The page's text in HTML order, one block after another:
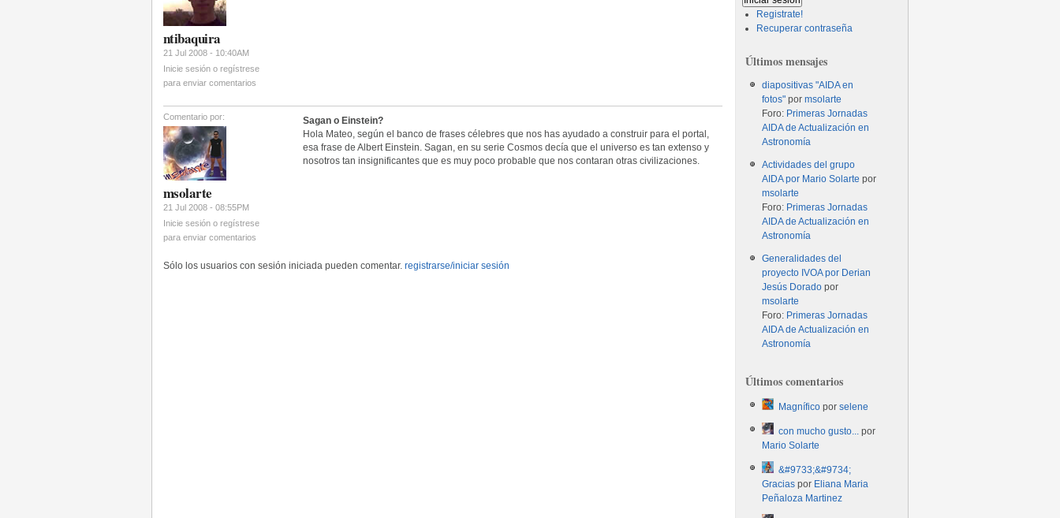
ntibaquira
21 Jul 2008 - 10:40AM
Inicie sesión o regístrese
para enviar comentarios
Comentario por:
msolarte
21 Jul 2008 - 08:55PM
Inicie sesión o regístrese
para enviar comentarios
Sagan o Einstein?
Hola Mateo, según el banco de frases célebres que nos has ayudado a construir para el portal,
esa frase de Albert Einstein. Sagan, en su serie Cosmos decía que el universo es tan extenso y
nosotros tan insignificantes que es muy poco probable que nos contaran otras civilizaciones.
Sólo los usuarios con sesión iniciada pueden comentar. registrarse/iniciar sesión
Registrate!
Recuperar contraseña
Últimos mensajes
diapositivas "AIDA en
fotos" pormsolarte
Foro: Primeras Jornadas
AIDA de Actualización en
Astronomía
Actividades del grupo
AIDA por Mario Solarte por
msolarte
Foro: Primeras Jornadas
AIDA de Actualización en
Astronomía
Generalidades del
proyecto IVOA por Derian
Jesús Dorado por
msolarte
Foro: Primeras Jornadas
AIDA de Actualización en
Astronomía
Últimos comentarios
Magnífico porselene
con mucho gusto... por
Mario Solarte
&#9733;&#9734;
Gracias por Eliana Maria
Peñaloza Martinez